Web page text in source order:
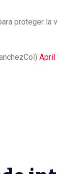
proteger la
April